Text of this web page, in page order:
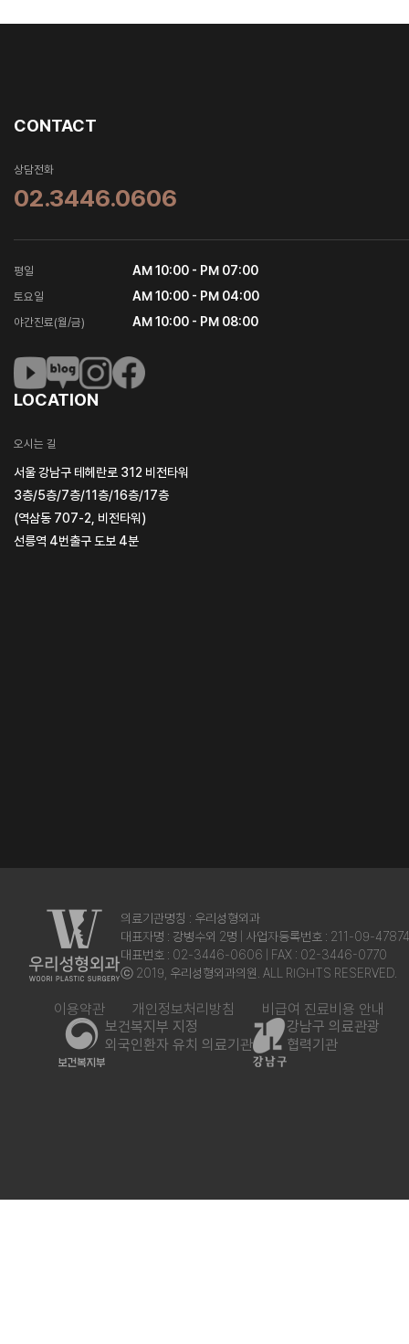
CONTACT
상담전화
02.3446.0606
평일 AM 10:00 - PM 07:00
토요일 AM 10:00 - PM 04:00
야간진료(월/금) AM 10:00 - PM 08:00
LOCATION
오시는 길
서울 강남구 테헤란로 312 비전타워
3층/5층/7층/11층/16층/17층
(역삼동 707-2, 비전타워)
선릉역 4번출구 도보 4분
의료기관명칭 : 우리성형외과
대표자명 : 강병수외 2명 | 사업자등록번호 : 211-09-47874
대표번호 : 02-3446-0606 | FAX : 02-3446-0770
ⓒ 2019, 우리성형외과의원. ALL RIGHTS RESERVED.
이용약관 개인정보처리방침
비급여 진료비용 안내
보건복지부 지정
외국인환자 유치 의료기관
강남구 의료관광
협력기관